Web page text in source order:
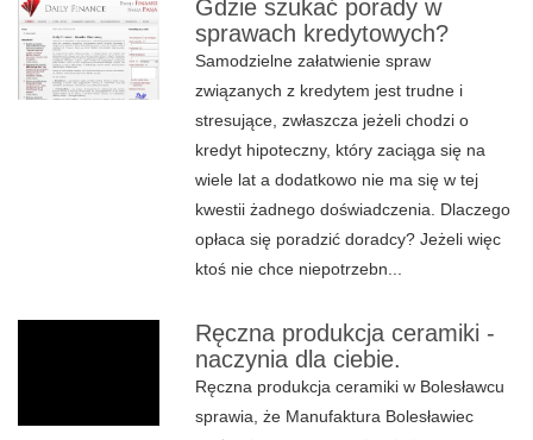
Gdzie szukać porady w
sprawach kredytowych?
Samodzielne załatwienie spraw
związanych z kredytem jest trudne i
stresujące, zwłaszcza jeżeli chodzi o
kredyt hipoteczny, który zaciąga się na
wiele lat a dodatkowo nie ma się w tej
kwestii żadnego doświadczenia. Dlaczego
opłaca się poradzić doradcy? Jeżeli więc
ktoś nie chce niepotrzebn...
Ręczna produkcja ceramiki -
naczynia dla ciebie.
Ręczna produkcja ceramiki w Bolesławcu
sprawia, że Manufaktura Bolesławiec